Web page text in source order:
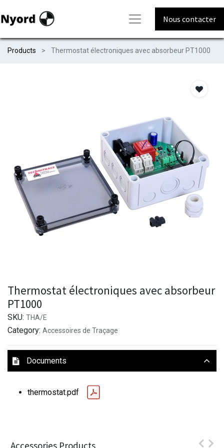
Nous contacter
Products Thermostat électroniques avec absorbeur PT1000
Thermostat électroniques avec absorbeur
PT1000
SKU: THA/E
Category: Accessoires de Traçage
Documents
thermostat.pdf
Accessories Products